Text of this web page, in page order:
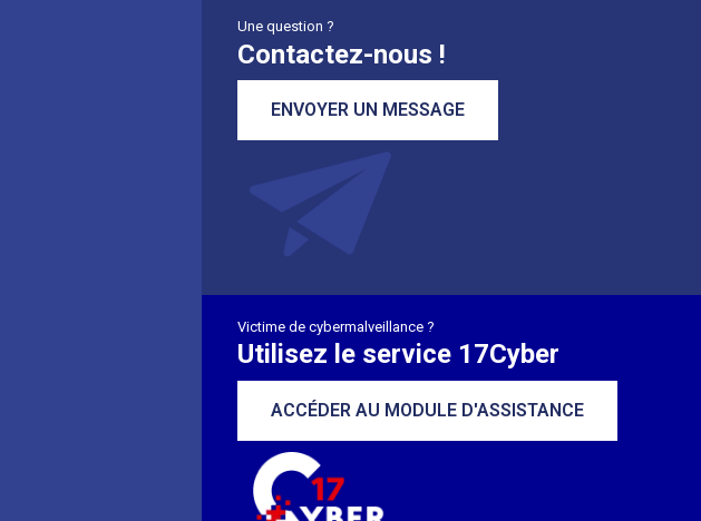
Une question ?
Contactez-nous !
ENVOYER UN MESSAGE
Victime de cybermalveillance ?
Utilisez le service 17Cyber
ACCÉDER AU MODULE D'ASSISTANCE